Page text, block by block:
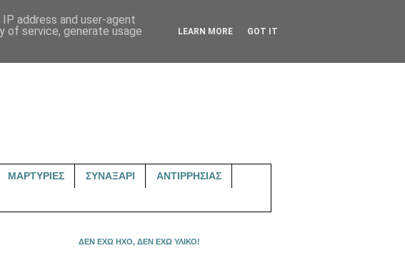
ΜΑΡΤΥΡΙΕΣ ΣΥΝΑΞΑΡΙ ΑΝΤΙΡΡΗΣΙΑΣ
ΔΕΝ ΕΧΩ ΗΧΟ, ΔΕΝ ΕΧΩ ΥΛΙΚΟ!
address and user-agent
of service, generate usage
LEARN MORE GOT IT